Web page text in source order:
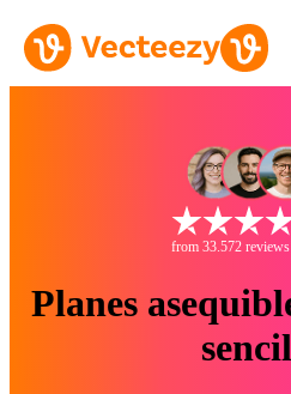
from 33.572
Planes